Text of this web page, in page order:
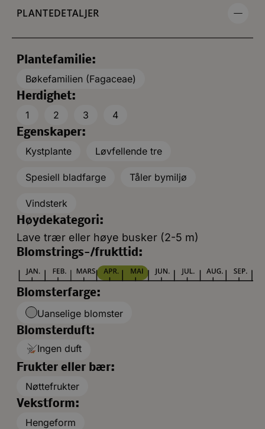
PLANTEDETALJER
Plantefamilie:
Bøkefamilien (Fagaceae)
Herdighet:
1
2 3
4
Egenskaper:
Kystplante
Løvfellende tre
Spesiell bladfarge Tåler bymiljø
Vindsterk
Høydekategori:
Lave trær eller høye busker (2-5 m)
Blomstrings-/frukttid:
Blomsterfarge:
Uanselige blomster
Blomsterduft:
Ingen duft
Frukter eller bær:
Nøttefrukter
Vekstform:
Hengeform